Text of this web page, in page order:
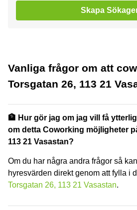
Skapa
Vanliga frågor om att
Torsgatan 26, 113 21
🏦 Hur gör jag om jag vill få
om detta Coworking möjligheter
113 21 Vasastan?
Om du har några andra frågor så
hyresvärden direkt genom att fylla i
Torsgatan 26, 113 21 Vasastan.